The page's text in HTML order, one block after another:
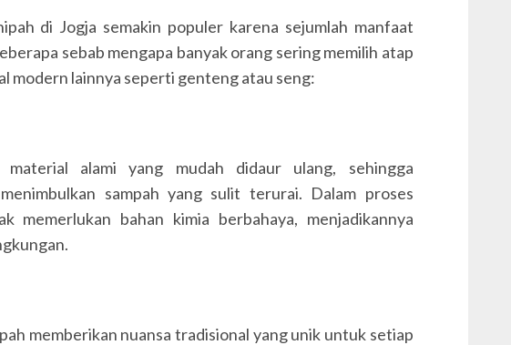
di Jogja semakin populer karena sejumlah manfaat
sebab mengapa banyak orang sering memilih atap
modern lainnya seperti genteng atau seng:
material alami yang mudah didaur ulang, sehingga
sampah yang sulit terurai. Dalam proses
memerlukan bahan kimia berbahaya, menjadikannya
memberikan nuansa tradisional yang unik untuk setiap